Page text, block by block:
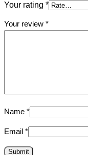
Your rating *
Your review *
Name *
Email *